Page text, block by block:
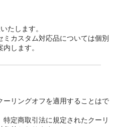
たします。
カスタム対応品については個別
します。
ーリングオフを適用することはで
特定商取引法に規定されたクーリ